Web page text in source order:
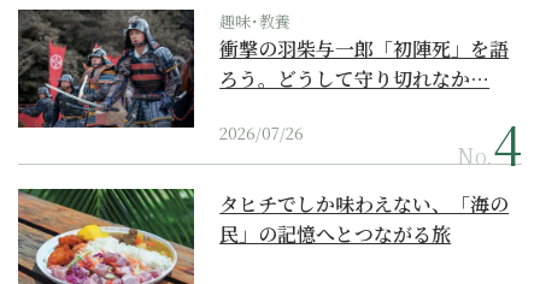
趣味･教養
衝撃の羽柴与一郎「初陣死」を語
ろう。どうして守り切れなか…
2026/07/26
No.
タヒチでしか味わえない、「海の
民」の記憶へとつながる旅